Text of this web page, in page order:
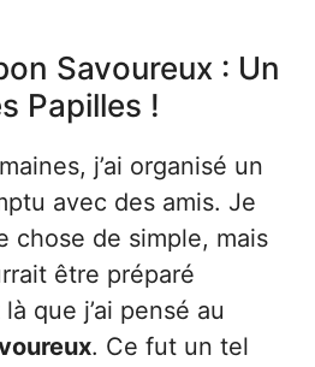
Savoureux : Un
Papilles !
j’ai organisé un
avec des amis. Je
chose de simple, mais
être préparé
que j’ai pensé au
. Ce fut un tel